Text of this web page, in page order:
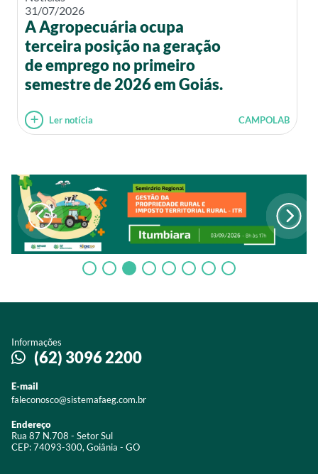
31/07/2026
A Agropecuária ocupa
terceira posição na geração
de emprego no primeiro
semestre de 2026 em Goiás.
Ler notícia CAMPOLAB
Informações
(62) 3096 2200
E-mail
faleconosco@sistemafaeg.com.br
Endereço
Rua 87 N.708 - Setor Sul
CEP: 74093-300, Goiânia - GO